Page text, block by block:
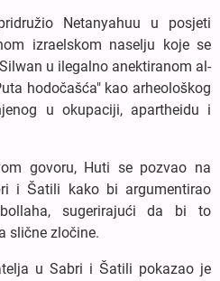
Netanyahuu u posjeti
izraelskom naselju koje se
u ilegalno anektiranom al-
hodočašća" kao arheološkog
u okupaciji, apartheidu i
govoru, Huti se pozvao na
i Šatili kako bi argumentirao
sugerirajući da bi to
slične zločine.
u Sabri i Šatili pokazao je